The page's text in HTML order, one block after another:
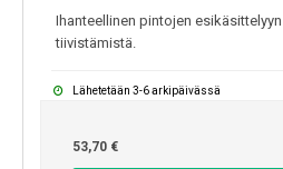
Ihanteellinen pintojen
tiivistämistä.
Lähetetään 3-6 arkipäivässä
53,70 €